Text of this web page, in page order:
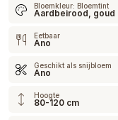
Bloemkleur: Bloemtint
Aardbeirood, goud
Eetbaar
Ano
Geschikt als snijbloem
Ano
Hoogte
80-120 cm